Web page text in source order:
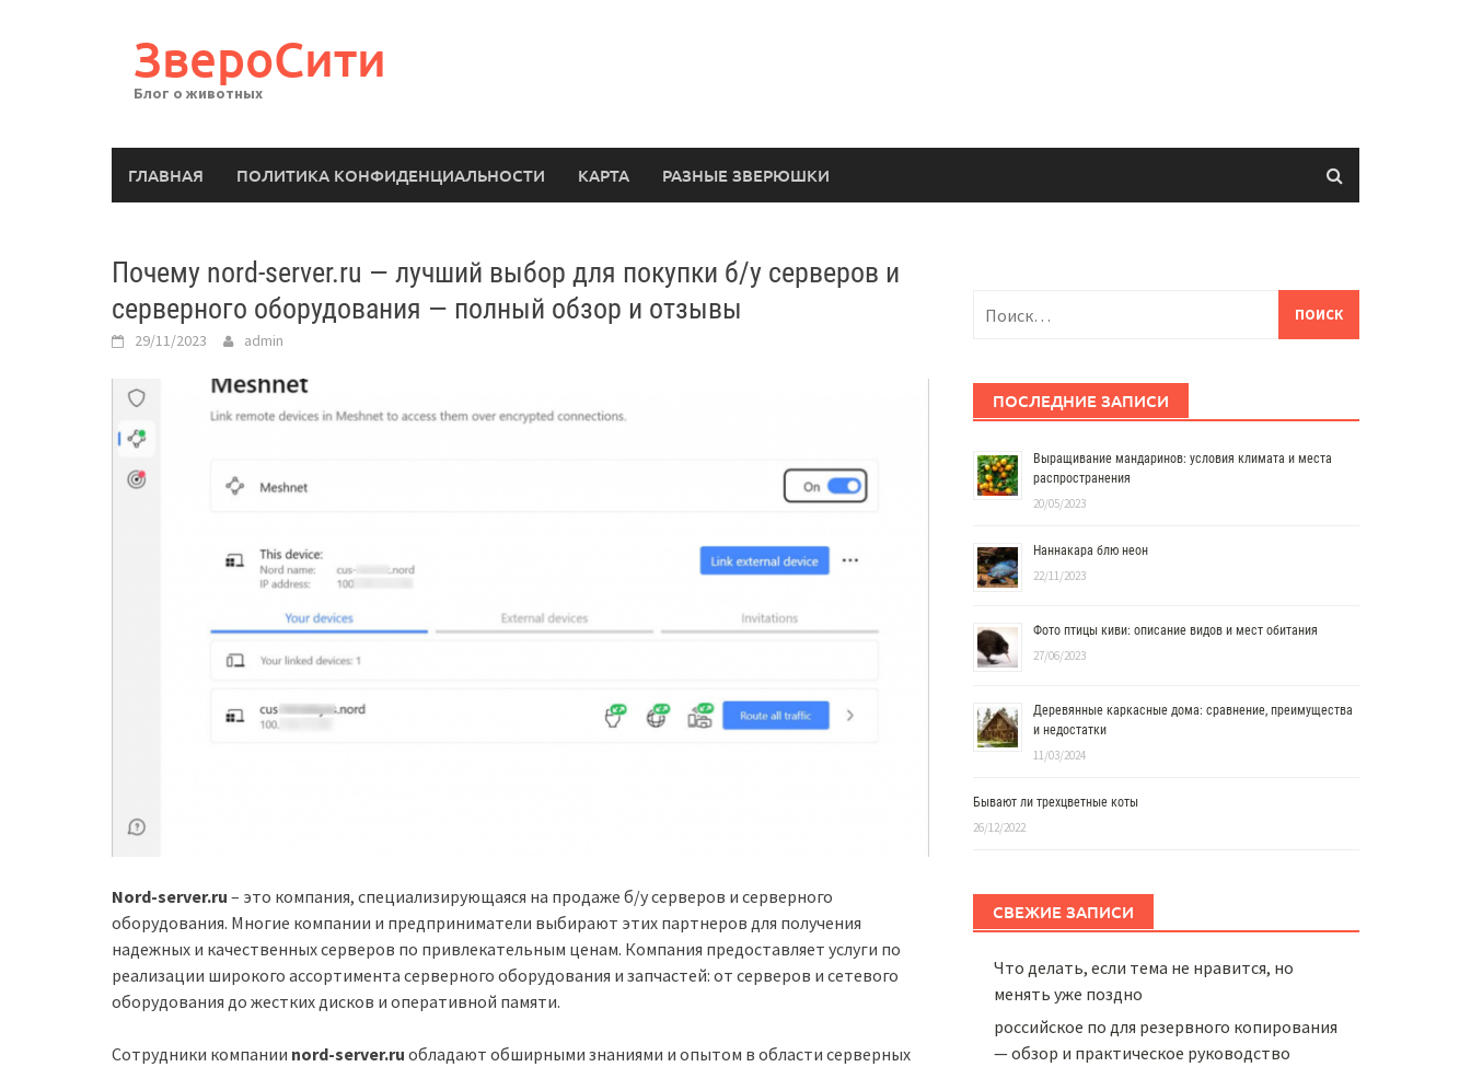
ЗвероСити
Блог о животных
ГЛАВНАЯ ПОЛИТИКА КОНФИДЕНЦИАЛЬНОСТИ КАРТА РАЗНЫЕ ЗВЕРЮШКИ
Почему nord-server.ru — лучший выбор для покупки б/у серверов и
серверного оборудования — полный обзор и отзывы
29/11/2023 admin
Nord-server.ru – это компания, специализирующаяся на продаже б/у серверов и серверного
оборудования. Многие компании и предприниматели выбирают этих партнеров для получения
надежных и качественных серверов по привлекательным ценам. Компания предоставляет услуги по
реализации широкого ассортимента серверного оборудования и запчастей: от серверов и сетевого
оборудования до жестких дисков и оперативной памяти.
Сотрудники компании nord-server.ru обладают обширными знаниями и опытом в области серверных
ПОСЛЕДНИЕ ЗАПИСИ
Выращивание мандаринов: условия климата и места
распространения
20/05/2023
Наннакара блю неон
22/11/2023
Фото птицы киви: описание видов и мест обитания
27/06/2023
Деревянные каркасные дома: сравнение, преимущества
и недостатки
11/03/2024
Бывают ли трехцветные коты
26/12/2022
СВЕЖИЕ ЗАПИСИ
Что делать, если тема не нравится, но
менять уже поздно
российское по для резервного копирования
— обзор и практическое руководство